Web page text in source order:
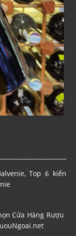
Top 6 kiến
Cửa Hàng Rượu